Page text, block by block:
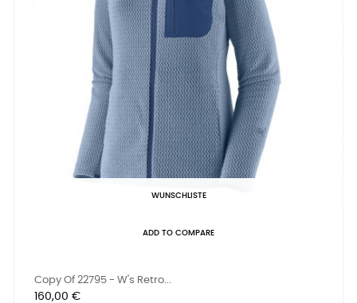
WUNSCHLISTE
ADD TO COMPARE
Copy Of 22795 - W's Retro...
Preis
160,00 €